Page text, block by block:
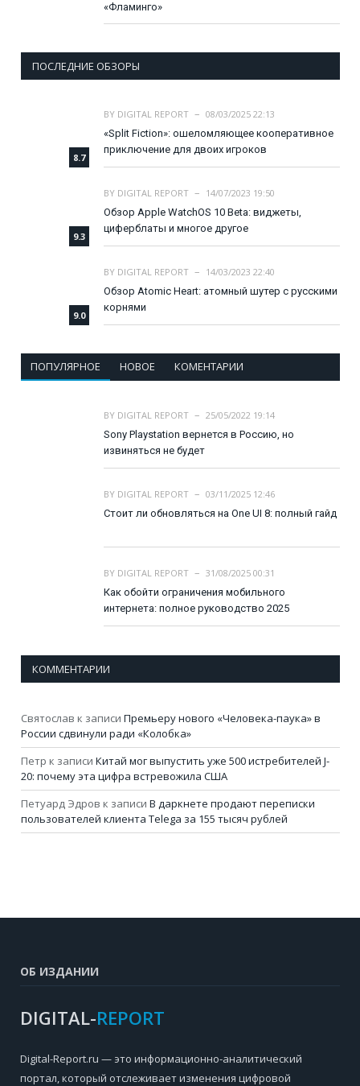
«Фламинго»
ПОСЛЕДНИЕ ОБЗОРЫ
8.7
BY DIGITAL REPORT
08/03/2025 22:13
«Split Fiction»: ошеломляющее кооперативное
приключение для двоих игроков
9.3
BY DIGITAL REPORT
14/07/2023 19:50
Обзор Apple WatchOS 10 Beta: виджеты,
циферблаты и многое другое
9.0
BY DIGITAL REPORT
14/03/2023 22:40
Обзор Atomic Heart: атомный шутер с русскими
корнями
ПОПУЛЯРНОЕ НОВОЕ КОМЕНТАРИИ
BY DIGITAL REPORT
25/05/2022 19:14
Sony Playstation вернется в Россию, но
извиняться не будет
BY DIGITAL REPORT
03/11/2025 12:46
Стоит ли обновляться на One UI 8: полный гайд
BY DIGITAL REPORT
31/08/2025 00:31
Как обойти ограничения мобильного
интернета: полное руководство 2025
КОММЕНТАРИИ
Святослав к записи Премьеру нового «Человека-паука» в
России сдвинули ради «Колобка»
Петр к записи Китай мог выпустить уже 500 истребителей J-
20: почему эта цифра встревожила США
Петуард Эдров к записи В даркнете продают переписки
пользователей клиента Telega за 155 тысяч рублей
ОБ ИЗДАНИИ
DIGITAL-REPORT
Digital-Report.ru — это информационно-аналитический
портал, который отслеживает изменения цифровой